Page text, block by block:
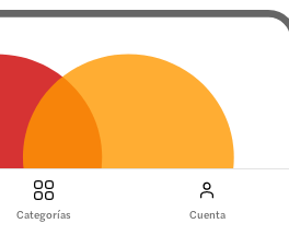
Categorías Cuenta